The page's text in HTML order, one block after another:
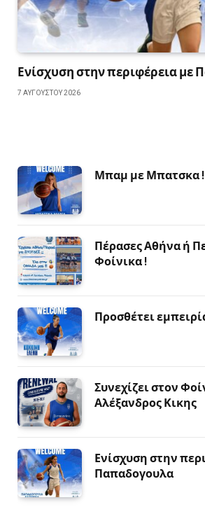
Ενίσχυση στην περιφέρεια με
7 ΑΥΓΟΎΣΤΟΥ 2026
Μπαμ με Μπατσκα !
Πέρασες Αθήνα ή
Φοίνικα !
Προσθέτει
Συνεχίζει στον
Αλέξανδρος Κικης
Ενίσχυση στην
Παπαδογουλα